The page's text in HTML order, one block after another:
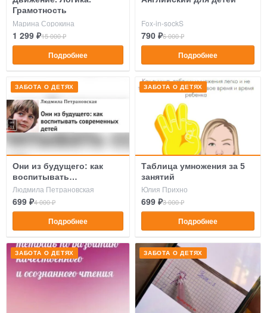
Грамотность
Марина Сорокина
1 299 ₽15 000 ₽
Подробнее
Fox-in-sockS
790 ₽6 000 ₽
Подробнее
ЗАБОТА О ДЕТЯХ
Они из будущего: как
воспитывать
современных детей
Людмила Петрановская
699 ₽4 000 ₽
Подробнее
ЗАБОТА О ДЕТЯХ
Таблица умножения за 5
занятий
Юлия Прихно
699 ₽3 000 ₽
Подробнее
ЗАБОТА О ДЕТЯХ ЗАБОТА О ДЕТЯХ